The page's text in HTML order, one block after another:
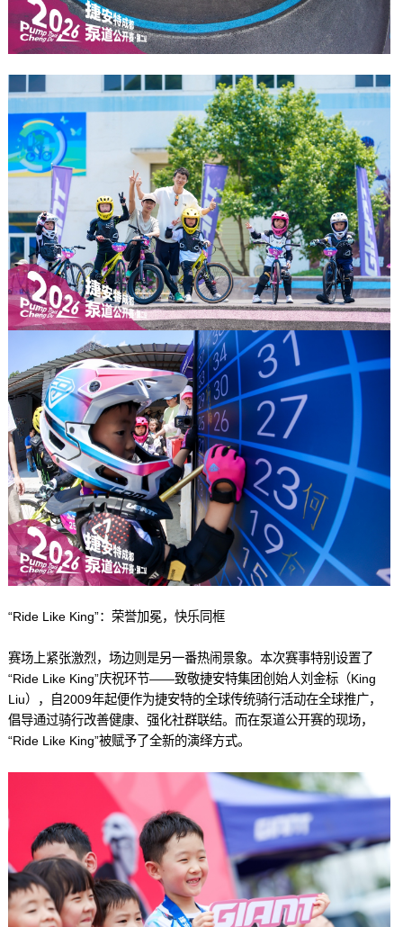
“Ride Like King”：荣誉加冕，快乐同框
赛场上紧张激烈，场边则是另一番热闹景象。本次赛事特别设置了
“Ride Like King”庆祝环节——致敬捷安特集团创始人刘金标（King
Liu），自2009年起便作为捷安特的全球传统骑行活动在全球推广，
倡导通过骑行改善健康、强化社群联结。而在泵道公开赛的现场，
“Ride Like King”被赋予了全新的演绎方式。